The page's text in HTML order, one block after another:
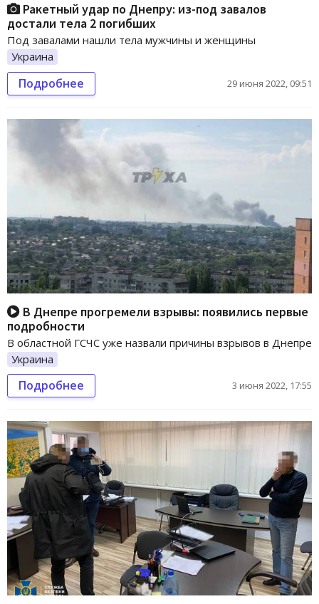
Ракетный удар по Днепру: из-под завалов
достали тела 2 погибших
Под завалами нашли тела мужчины и женщины
Украина
Подробнее 29 июня 2022, 09:51
В Днепре прогремели взрывы: появились первые
подробности
В областной ГСЧС уже назвали причины взрывов в Днепре
Украина
Подробнее 3 июня 2022, 17:55